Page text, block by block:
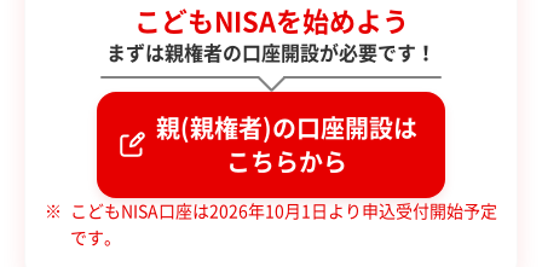
こどもNISAを始めよう
まずは親権者の口座開設が必要です！
親(親権者)の口座開設は
こちらから
こどもNISA口座は2026年10月1日より申込受付開始予定
です。